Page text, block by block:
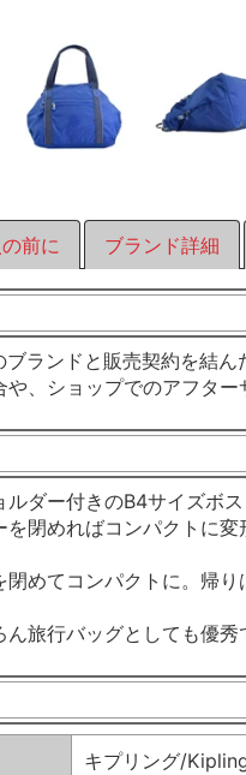
前に ブランド詳細
ランドと販売契約を結
、ショップでのアフター
ダー付きのB4サイズボス
閉めればコンパクトに
閉めてコンパクトに。帰
ん旅行バッグとしても優秀
キプリング/